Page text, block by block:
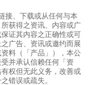
接、下载或从任何与本
获得之资讯、内容或广
证其内容之正确性或可
广告、资讯或邀约而展
料（「产品」），本公
并承认信赖任何「资
权但无此义务，改善或
错误或疏失。